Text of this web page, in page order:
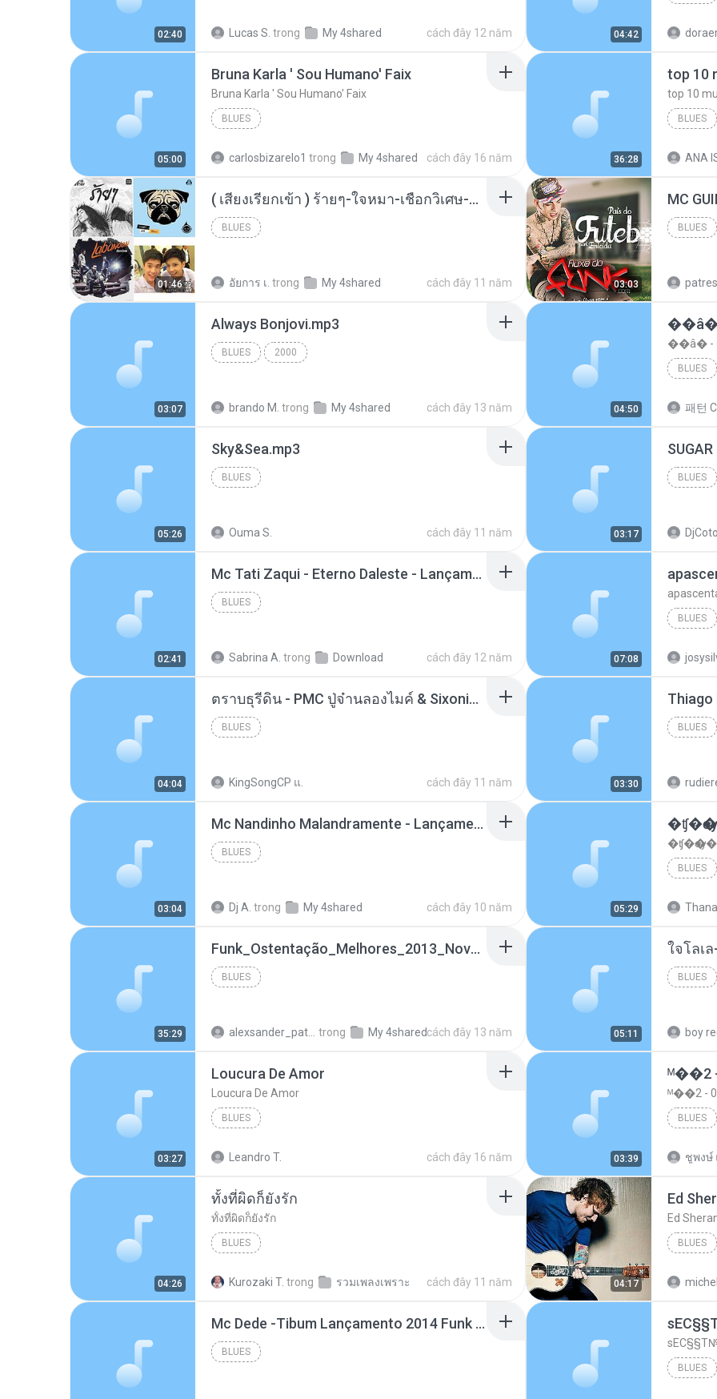
02:40 Lucas S. trong My 4shared cách đây 12 năm 04:42
05:00
Bruna Karla ' Sou Humano' Faix
Bruna Karla ' Sou Humano' Faix
BLUES
carlosbizarelo1 trong My 4shared cách đây 16 năm 36:28
BLUES
ANA
01:46
( เสียงเรียกเข้า ) ร้ายๆ-ใจหมา-เชือกวิเศษ-ว้าเหว่.mp3
BLUES
อัยการ เ. trong My 4shared cách đây 11 năm 03:03
BLUES
03:07
Always Bonjovi.mp3
BLUES 2000
brando M. trong My 4shared cách đây 13 năm 04:50
��â�
BLUES
패턴 C.
05:26
Sky&Sea.mp3
BLUES
Ouma S. cách đây 11 năm 03:17
BLUES
02:41
Mc Tati Zaqui - Eterno Daleste - Lançamento 2014.mp3
BLUES
Sabrina A. trong Download cách đây 12 năm 07:08
BLUES
04:04
ตราบธุรีดิน - PMC ปู่จ๋านลองไมค์ & Sixonine ( Cover Version ).mp3
BLUES
KingSongCP แ. cách đây 11 năm 03:30
BLUES
03:04
Mc Nandinho Malandramente - Lançamento 2016.mp3
BLUES
Dj A. trong My 4shared cách đây 10 năm 05:29
BLUES
35:29
Funk_Ostentação_Melhores_2013_Novas MC GUIME, MC LON, MC RODOLFINHO, MC NEGUINHO DO KAXETA, MC Leo Da Baixada, MC Boy Do CHarmes.mp3
BLUES
trong My 4sharedcách đây 13 năm 05:11
ใจโลเ
BLUES
03:27
Loucura De Amor
Loucura De Amor
BLUES
Leandro T. cách đây 16 năm 03:39
ᴹ��2
ᴹ��2 -
BLUES
ชูพงษ์
04:26
ทั้งที่ผิดก็ยังรัก
ทั้งที่ผิดก็ยังรัก
BLUES
Kurozaki T. trong รวมเพลงเพราะ cách đây 11 năm 04:17
Ed
Ed
BLUES
Mc Dede -Tibum Lançamento 2014 Funk Chique Produçoes .mp3
BLUES
BLUES